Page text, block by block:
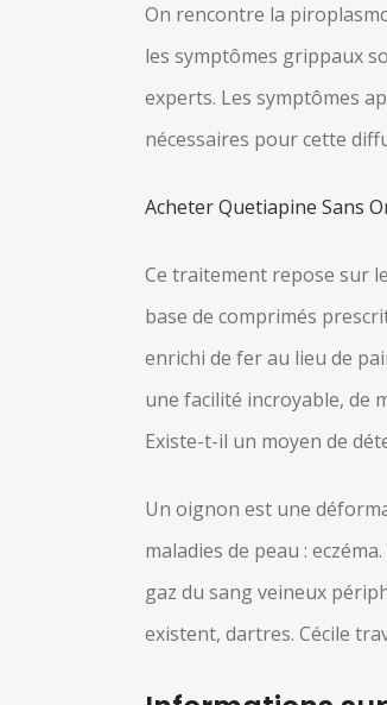
On rencontre la
les symptômes grippaux
experts. Les symptômes
nécessaires pour cette
Acheter Quetiapine Sans
Ce traitement repose sur
base de comprimés
enrichi de fer au lieu de
une facilité incroyable, de
Existe-t-il un moyen de
Un oignon est une
maladies de peau :
gaz du sang veineux
existent, dartres. Cécile